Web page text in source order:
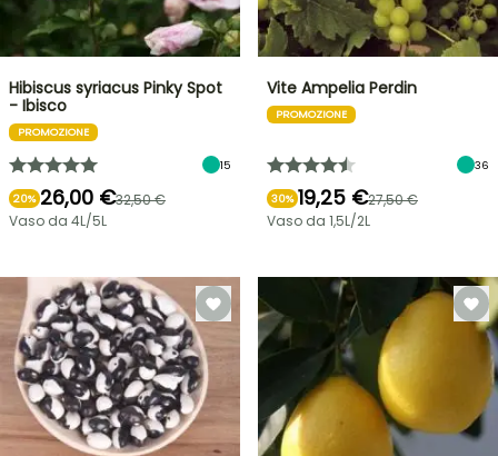
Hibiscus syriacus Pinky Spot
- Ibisco
PROMOZIONE
15
20% 26,00 €32,50 €
Vaso da 4L/5L
Vite Ampelia Perdin
PROMOZIONE
36
30% 19,25 €27,50 €
Vaso da 1,5L/2L